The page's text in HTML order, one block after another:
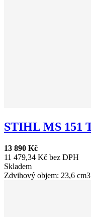
STIHL MS 151
13 890 Kč
11 479,34 Kč bez DPH
Skladem
Zdvihový objem: 23,6